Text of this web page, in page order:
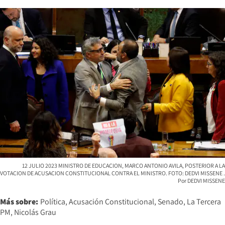
12 JULIO 2023 MINISTRO DE EDUCACION, MARCO ANTONIO AVILA, POSTERIOR A LA
VOTACION DE ACUSACION CONSTITUCIONAL CONTRA EL MINISTRO. FOTO: DEDVI MISSENE
DEDVI MISSENE
Más sobre: Política Acusación Constitucional Senado La Tercera
PM Nicolás Grau